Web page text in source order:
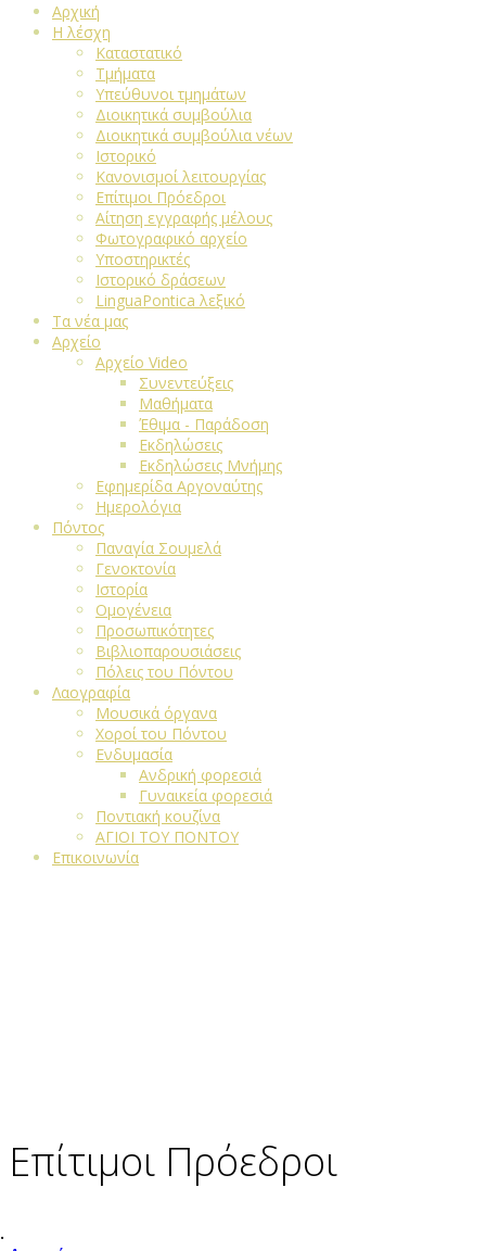
Αρχική
Η λέσχη
Καταστατικό
Τμήματα
Υπεύθυνοι τμημάτων
Διοικητικά συμβούλια
Διοικητικά συμβούλια νέων
Ιστορικό
Κανονισμοί λειτουργίας
Επίτιμοι Πρόεδροι
Αίτηση εγγραφής μέλους
Φωτογραφικό αρχείο
Υποστηρικτές
Ιστορικό δράσεων
LinguaPontica λεξικό
Τα νέα μας
Αρχείο
Αρχείο Video
Συνεντεύξεις
Μαθήματα
Έθιμα - Παράδοση
Εκδηλώσεις
Εκδηλώσεις Μνήμης
Εφημερίδα Αργοναύτης
Ημερολόγια
Πόντος
Παναγία Σουμελά
Γενοκτονία
Ιστορία
Ομογένεια
Προσωπικότητες
Βιβλιοπαρουσιάσεις
Πόλεις του Πόντου
Λαογραφία
Μουσικά όργανα
Χοροί του Πόντου
Ενδυμασία
Ανδρική φορεσιά
Γυναικεία φορεσιά
Ποντιακή κουζίνα
ΑΓΙΟΙ ΤΟΥ ΠΟΝΤΟΥ
Επικοινωνία
Επίτιμοι Πρόεδροι